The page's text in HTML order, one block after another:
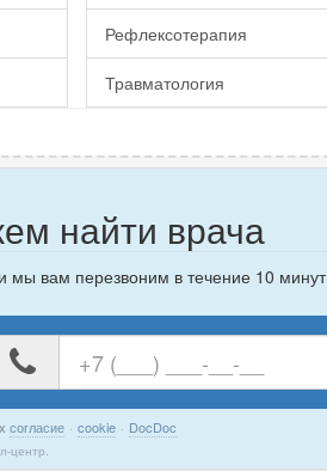
Рефлексотерапия
Травматология
найти врача
мы вам перезвоним в течение 10 минут
номер
телефона
согласие · cookie · DocDoc
центр.